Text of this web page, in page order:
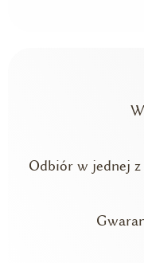
Odbiór w jednej